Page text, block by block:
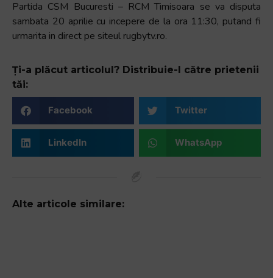
Partida CSM Bucuresti – RCM Timisoara se va disputa
sambata 20 aprilie cu incepere de la ora 11:30, putand fi
urmarita in direct pe siteul rugbytv.ro.
Ți-a plăcut articolul? Distribuie-l către prietenii
tăi:
Facebook Twitter
LinkedIn WhatsApp
Alte articole similare: